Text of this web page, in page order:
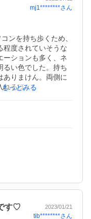
mj1********さん
ンを持ち歩くため、
程度されていそうな
ーションも多く、ネ
るい色でした。持ち
ありまけん。両側に
るほどマチがない
もっとみる
す♡ 2023/01/21
tib********さん